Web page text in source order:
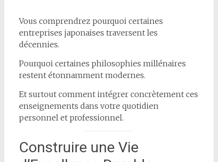
Vous comprendrez pourquoi certaines
entreprises japonaises traversent les
décennies.
Pourquoi certaines philosophies millénaires
restent étonnamment modernes.
Et surtout comment intégrer concrètement ces
enseignements dans votre quotidien
personnel et professionnel.
Construire une Vie